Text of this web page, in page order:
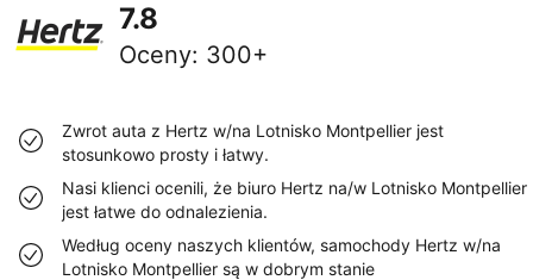
7.8
Oceny: 300+
Zwrot auta z Hertz w/na Lotnisko Montpellier jest
stosunkowo prosty i łatwy.
Nasi klienci ocenili, że biuro Hertz na/w Lotnisko Montpellier
jest łatwe do odnalezienia.
Według oceny naszych klientów, samochody Hertz w/na
Lotnisko Montpellier są w dobrym stanie